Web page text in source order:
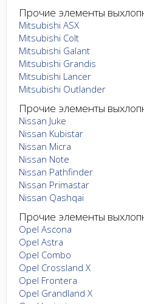
Прочие элементы
Mitsubishi ASX
Mitsubishi Colt
Mitsubishi Galant
Mitsubishi Grandis
Mitsubishi Lancer
Mitsubishi Outlander
Прочие элементы
Nissan Juke
Nissan Kubistar
Nissan Micra
Nissan Note
Nissan Pathfinder
Nissan Primastar
Nissan Qashqai
Прочие элементы
Opel Ascona
Opel Astra
Opel Combo
Opel Crossland X
Opel Frontera
Opel Grandland X